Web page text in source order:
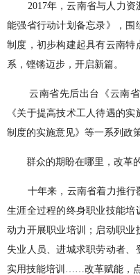
2017年，云南省与人力资
能强省行动计划备忘录》，
制度，初步构建起具有云南
系，铿锵迈步，开启新篇。
云南省先后出台《云南省
《关于提高技术工人待遇的
制度的实施意见》等一系列政
群众的期盼在哪里，改革的
十年来，云南省着力推行
生涯全过程的终身职业技能
动力开展职业培训；启动职
失业人员、进城求职劳动者、
实用技能培训……改革赋能，点